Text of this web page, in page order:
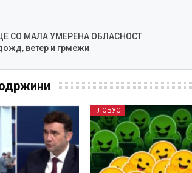
СО МАЛА УМЕРЕНА ОБЛАСНОСТ
ветер и грмежи
ГЛОБУС